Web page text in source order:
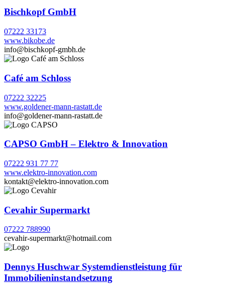
Bischkopf GmbH
07222 33173
www.bikobe.de
info@bischkopf-gmbh.de
Café am Schloss
07222 32225
www.goldener-mann-rastatt.de
info@goldener-mann-rastatt.de
CAPSO GmbH – Elektro & Innovation
07222 931 77 77
www.elektro-innovation.com
kontakt@elektro-innovation.com
Cevahir Supermarkt
07222 788990
cevahir-supermarkt@hotmail.com
Dennys Huschwar Systemdienstleistung für
Immobilieninstandsetzung